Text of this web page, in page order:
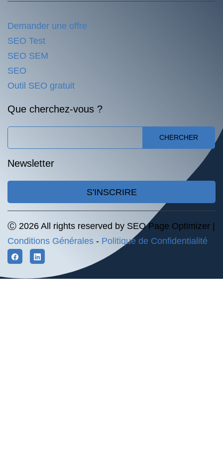
Demander une offre
SEO Test
SEO SEM
SEO
Outil SEO gratuit
Que cherchez-vous ?
CHERCHER
Newsletter
S'INSCRIRE
Ⓒ 2026 All rights reserved by SEO Page Optimizer |
Conditions Générales - Politique de Confidentialité